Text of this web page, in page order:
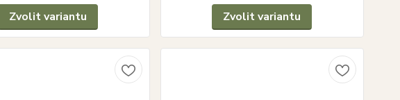
Zvolit variantu Zvolit variantu